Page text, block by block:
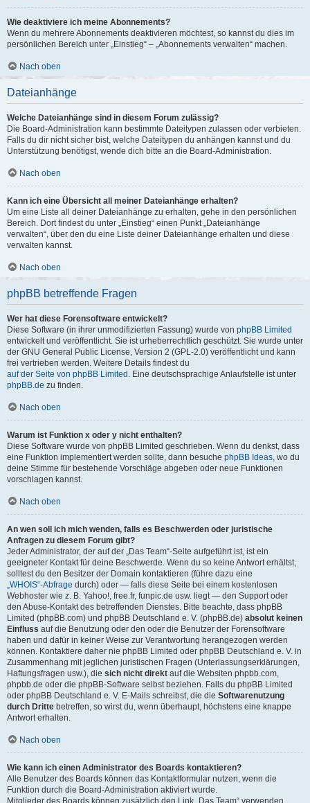
Wie deaktiviere ich meine Abonnements?
Wenn du mehrere Abonnements deaktivieren möchtest, so kannst du dies im
persönlichen Bereich unter „Einstieg“ – „Abonnements verwalten“ machen.
Nach oben
Dateianhänge
Welche Dateianhänge sind in diesem Forum zulässig?
Die Board-Administration kann bestimmte Dateitypen zulassen oder verbieten.
Falls du dir nicht sicher bist, welche Dateitypen du anhängen kannst und du
Unterstützung benötigst, wende dich bitte an die Board-Administration.
Nach oben
Kann ich eine Übersicht all meiner Dateianhänge erhalten?
Um eine Liste all deiner Dateianhänge zu erhalten, gehe in den persönlichen
Bereich. Dort findest du unter „Einstieg“ einen Punkt „Dateianhänge
verwalten“, über den du eine Liste deiner Dateianhänge erhalten und diese
verwalten kannst.
Nach oben
phpBB betreffende Fragen
Wer hat diese Forensoftware entwickelt?
Diese Software (in ihrer unmodifizierten Fassung) wurde von phpBB Limited
entwickelt und veröffentlicht. Sie ist urheberrechtlich geschützt. Sie wurde unter
der GNU General Public License, Version 2 (GPL-2.0) veröffentlicht und kann
frei vertrieben werden. Weitere Details findest du
auf der Seite von phpBB Limited . Eine deutschsprachige Anlaufstelle ist unter
phpBB.de zu finden.
Nach oben
Warum ist Funktion x oder y nicht enthalten?
Diese Software wurde von phpBB Limited geschrieben. Wenn du denkst, dass
eine Funktion implementiert werden sollte, dann besuche phpBB Ideas, wo du
deine Stimme für bestehende Vorschläge abgeben oder neue Funktionen
vorschlagen kannst.
Nach oben
An wen soll ich mich wenden, falls es Beschwerden oder juristische
Anfragen zu diesem Forum gibt?
Jeder Administrator, der auf der „Das Team“-Seite aufgeführt ist, ist ein
geeigneter Kontakt für deine Beschwerde. Wenn du so keine Antwort erhältst,
solltest du den Besitzer der Domain kontaktieren (führe dazu eine
„WHOIS“-Abfrage durch) oder — falls diese Seite bei einem kostenlosen
Webhoster wie z. B. Yahoo!, free.fr, funpic.de usw. liegt — den Support oder
den Abuse-Kontakt des betreffenden Dienstes. Bitte beachte, dass phpBB
Limited (phpBB.com) und phpBB Deutschland e. V. (phpBB.de) absolut keinen
Einfluss auf die Benutzung oder den oder die Benutzer der Forensoftware
haben und dafür in keiner Weise zur Verantwortung herangezogen werden
können. Kontaktiere daher nie phpBB Limited oder phpBB Deutschland e. V. in
Zusammenhang mit jeglichen juristischen Fragen (Unterlassungserklärungen,
Haftungsfragen usw.), die sich nicht direkt auf die Websiten phpbb.com,
phpbb.de oder die phpBB-Software selbst beziehen. Falls du phpBB Limited
oder phpBB Deutschland e. V. E-Mails schreibst, die die Softwarenutzung
durch Dritte betreffen, so wirst du, wenn überhaupt, höchstens eine knappe
Antwort erhalten.
Nach oben
Wie kann ich einen Administrator des Boards kontaktieren?
Alle Benutzer des Boards können das Kontaktformular nutzen, wenn die
Funktion durch die Board-Administration aktiviert wurde.
Mitglieder des Boards können zusätzlich den Link „Das Team“ verwenden.